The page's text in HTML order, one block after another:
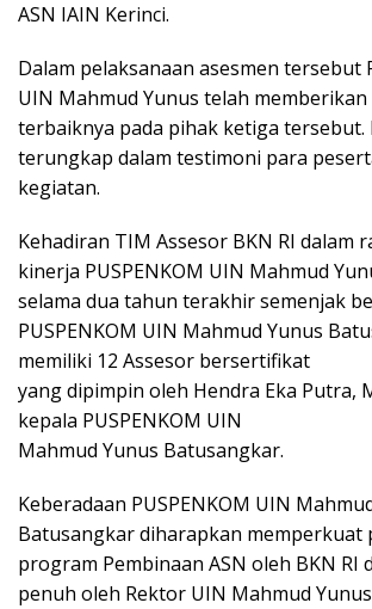
ASN IAIN Kerinci.
Dalam pelaksanaan asesmen tersebut
UIN Mahmud Yunus telah memberikan
terbaiknya pada pihak ketiga tersebut.
terungkap dalam testimoni para
kegiatan.
Kehadiran TIM Assesor BKN RI dalam
kinerja PUSPENKOM UIN Mahmud
selama dua tahun terakhir semenjak
PUSPENKOM UIN Mahmud Yunus
memiliki 12 Assesor bersertifikat
yang dipimpin oleh Hendra Eka Putra,
kepala PUSPENKOM UIN
Mahmud Yunus Batusangkar.
Keberadaan PUSPENKOM UIN
Batusangkar diharapkan memperkuat
program Pembinaan ASN oleh BKN RI
penuh oleh Rektor UIN Mahmud